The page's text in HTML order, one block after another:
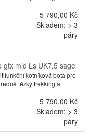
5 790,00 Kč
Skladem: > 3
páry
gtx mid Ls UK7,5 sage
kotníková bota pro
těžký trekking a
5 790,00 Kč
Skladem: > 3
páry